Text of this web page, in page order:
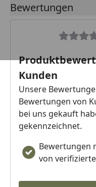
Bewertungen
Kunden
Unsere
Bewertungen von
bei uns gekauft
gekennzeichnet.
Bewertungen
von